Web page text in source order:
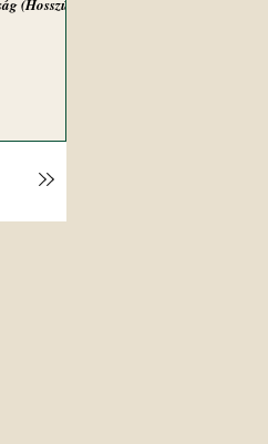
(Hosszú